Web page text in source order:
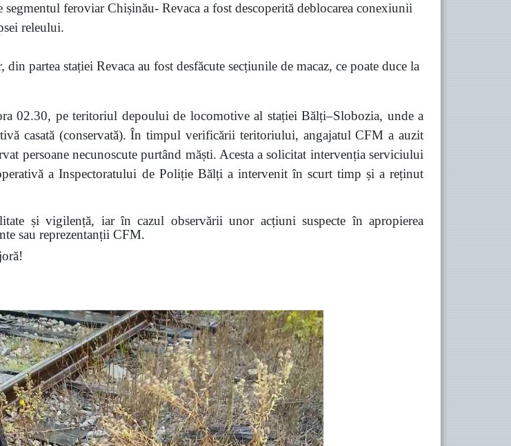
feroviar Chișinău- Revaca a fost descoperită deblocarea conexiunii
releului.
partea stației Revaca au fost desfăcute secțiunile de macaz, ce poate duce la
02.30, pe teritoriul depoului de locomotive al stației Bălți–Slobozia, unde a
casată (conservată). În timpul verificării teritoriului, angajatul CFM a auzit
persoane necunoscute purtând măști. Acesta a solicitat intervenția serviciului
a Inspectoratului de Poliție Bălți a intervenit în scurt timp și a reținut
și vigilență, iar în cazul observării unor acțiuni suspecte în apropierea
sau reprezentanții CFM.